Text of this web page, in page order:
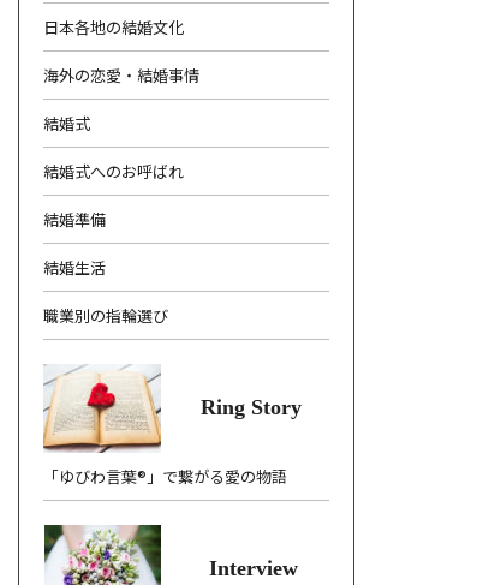
日本各地の結婚文化
海外の恋愛・結婚事情
結婚式
結婚式へのお呼ばれ
結婚準備
結婚生活
職業別の指輪選び
Ring Story
「ゆびわ言葉®」で繋がる愛の物語
Interview